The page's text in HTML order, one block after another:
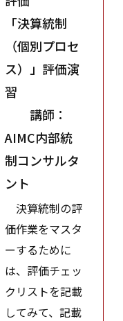
「決算統制
（個別プロセ
ス）」評価演
習
講師：
AIMC内部統
制コンサルタ
ント
決算統制の評
価作業をマスタ
ーするために
は、評価チェッ
クリストを記載
してみて、記載